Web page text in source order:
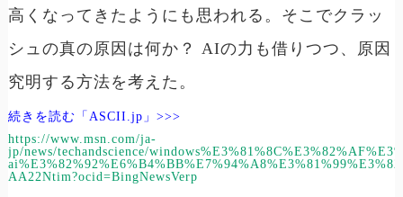
高くなってきたようにも思われる。そこでクラッ
シュの真の原因は何か？ AIの力も借りつつ、原因
究明する方法を考えた。
続きを読む「ASCII.jp」>>>
https://www.msn.com/ja-
jp/news/techandscience/
AA22Ntim?ocid=BingNewsVerp